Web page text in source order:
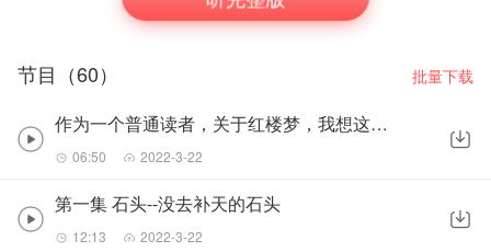
节目（60） 批量下载
作为一个普通读者，关于红楼梦，我想这么说
06:50 2022-3-22
第一集 石头--没去补天的石头
12:13 2022-3-22